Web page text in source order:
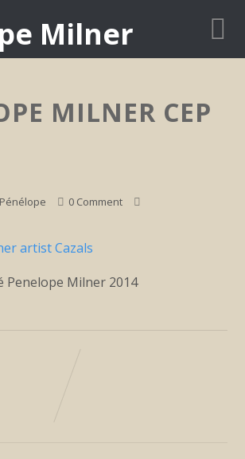
Milner
MILNER CEP
Pénélope 0 Comment
Penelope Milner 2014